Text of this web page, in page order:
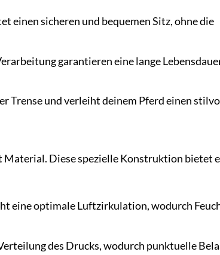
einen sicheren und bequemen Sitz, ohne die
garantieren eine lange
Trense und verleiht deinem Pferd einen
Material. Diese spezielle Konstruktion bietet
eine optimale Luftzirkulation, wodurch
des Drucks, wodurch punktuelle